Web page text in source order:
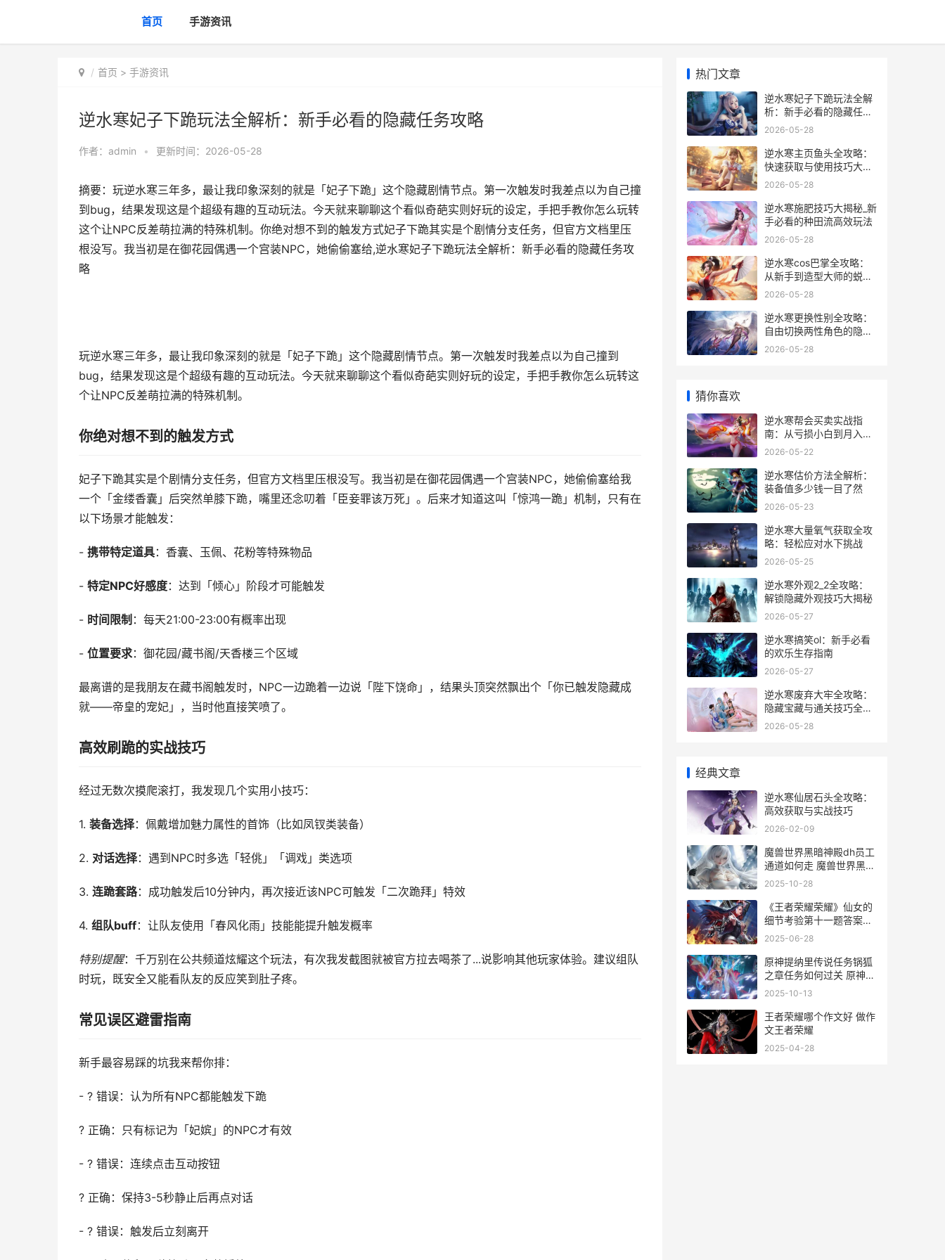
首页 手游资讯
首页 > 手游资讯
逆水寒妃子下跪玩法全解析：新手必看的隐藏任务攻略
作者： admin • 更新时间：2026-05-28
摘要：玩逆水寒三年多，最让我印象深刻的就是「妃子下跪」这个隐藏剧情节点。第一次触发时我差点以为自己撞
到bug，结果发现这是个超级有趣的互动玩法。今天就来聊聊这个看似奇葩实则好玩的设定，手把手教你怎么玩转
这个让NPC反差萌拉满的特殊机制。你绝对想不到的触发方式妃子下跪其实是个剧情分支任务，但官方文档里压
根没写。我当初是在御花园偶遇一个宫装NPC，她偷偷塞给,逆水寒妃子下跪玩法全解析：新手必看的隐藏任务攻
略
玩逆水寒三年多，最让我印象深刻的就是「妃子下跪」这个隐藏剧情节点。第一次触发时我差点以为自己撞到
bug，结果发现这是个超级有趣的互动玩法。今天就来聊聊这个看似奇葩实则好玩的设定，手把手教你怎么玩转这
个让NPC反差萌拉满的特殊机制。
你绝对想不到的触发方式
妃子下跪其实是个剧情分支任务，但官方文档里压根没写。我当初是在御花园偶遇一个宫装NPC，她偷偷塞给我
一个「金缕香囊」后突然单膝下跪，嘴里还念叨着「臣妾罪该万死」。后来才知道这叫「惊鸿一跪」机制，只有在
以下场景才能触发：
- 携带特定道具：香囊、玉佩、花粉等特殊物品
- 特定NPC好感度：达到「倾心」阶段才可能触发
- 时间限制 ：每天21:00-23:00有概率出现
- 位置要求：御花园/藏书阁/天香楼三个区域
最离谱的是我朋友在藏书阁触发时，NPC一边跪着一边说「陛下饶命」，结果头顶突然飘出个「你已触发隐藏成
就——帝皇的宠妃」，当时他直接笑喷了。
高效刷跪的实战技巧
经过无数次摸爬滚打，我发现几个实用小技巧：
1. 装备选择：佩戴增加魅力属性的首饰（比如凤钗类装备）
2. 对话选择：遇到NPC时多选「轻佻」「调戏」类选项
3. 连跪套路：成功触发后10分钟内，再次接近该NPC可触发「二次跪拜」特效
4. 组队buff：让队友使用「春风化雨」技能能提升触发概率
特别提醒：千万别在公共频道炫耀这个玩法，有次我发截图就被官方拉去喝茶了...说影响其他玩家体验。建议组队
时玩，既安全又能看队友的反应笑到肚子疼。
常见误区避雷指南
新手最容易踩的坑我来帮你排：
- ? 错误：认为所有NPC都能触发下跪
? 正确：只有标记为「妃嫔」的NPC才有效
- ? 错误：连续点击互动按钮
? 正确：保持3-5秒静止后再点对话
- ? 错误：触发后立刻离开
热门文章
逆水寒妃子下跪玩法全解
析：新手必看的隐藏任务
攻略
2026-05-28
逆水寒主页鱼头全攻略：
快速获取与使用技巧大揭
秘_
2026-05-28
逆水寒施肥技巧大揭秘_新
手必看的种田流高效玩法
2026-05-28
逆水寒cos巴掌全攻略：
从新手到造型大师的蜕变
之路
2026-05-28
逆水寒更换性别全攻略：
自由切换两性角色的隐藏
技巧
2026-05-28
猜你喜欢
逆水寒帮会买卖实战指
南：从亏损小白到月入碎
银5000万
2026-05-22
逆水寒估价方法全解析：
装备值多少钱一目了然
2026-05-23
逆水寒大量氧气获取全攻
略：轻松应对水下挑战
2026-05-25
逆水寒外观2_2全攻略：
解锁隐藏外观技巧大揭秘
2026-05-27
逆水寒搞笑ol：新手必看
的欢乐生存指南
2026-05-27
逆水寒废弃大牢全攻略：
隐藏宝藏与通关技巧全解
析
2026-05-28
经典文章
逆水寒仙居石头全攻略：
高效获取与实战技巧
2026-02-09
魔兽世界黑暗神殿dh员工
通道如何走 魔兽世界黑暗
神殿boss顺序
2025-10-28
《王者荣耀荣耀》仙女的
细节考验第十一题答案说
明 王者荣耀荣耀之章
2025-06-28
原神提纳里传说任务锅狐
之章任务如何过关 原神提
纳里传说任务剧情完整版
2025-10-13
王者荣耀哪个作文好 做作
文王者荣耀
2025-04-28